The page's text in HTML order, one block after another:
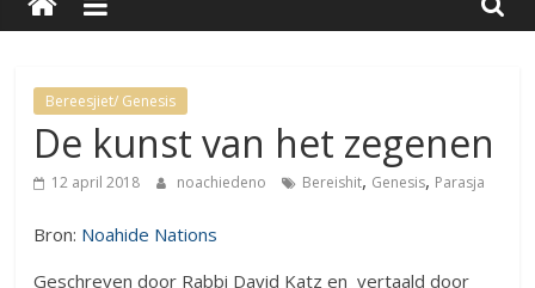
Bereesjiet/ Genesis
De kunst van het zegenen
12 april 2018 noachiedeno Bereishit, Genesis, Parasja
Bron: Noahide Nations
Geschreven door Rabbi David Katz en vertaald door